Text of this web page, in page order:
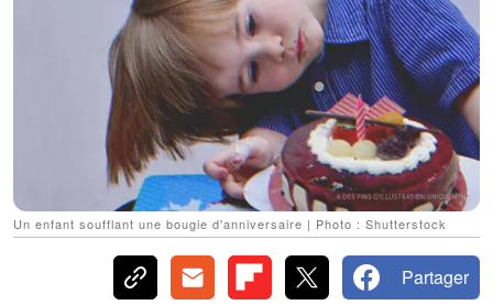
Un enfant soufflant une bougie d'anniversaire | Photo : Shutterstock
Partager